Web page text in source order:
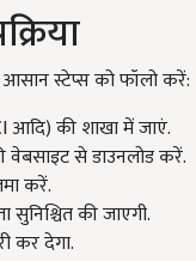
आसान स्टेप्स को फॉलो करें:
आदि) की शाखा में जाएं.
से डाउनलोड करें.
करें.
सुनिश्चित की जाएगी.
कर देगा.